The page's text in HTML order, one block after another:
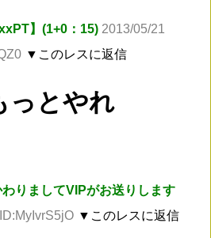
】(1+0：15) 2013/05/21
▼このレスに返信
とやれ
りましてVIPがお送りします
▼このレスに返信